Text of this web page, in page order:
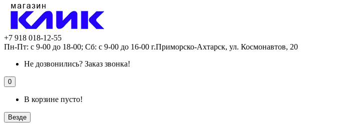
+7 918 018-12-55
Пн-Пт: с 9-00 до 18-00; Сб: с 9-00 до 16-00 г.Приморско-Ахтарск, ул. Космонавтов, 20
Не дозвонились? Заказ звонка!
0
В корзине пусто!
Везде